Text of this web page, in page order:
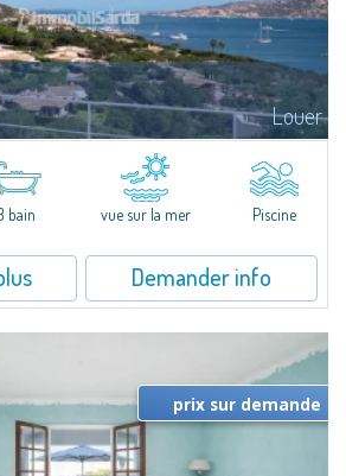
Louer
villa with 3 bedrooms and 3 bathrooms,
well-designed spaces, ideal for enjoying the
Rafael in an exclusive setting...
bain vue sur la mer Piscine
Demander info
prix sur demande